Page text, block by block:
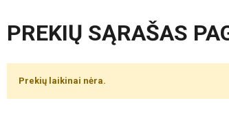
PREKIŲ SĄRAŠAS
Prekių laikinai nėra.